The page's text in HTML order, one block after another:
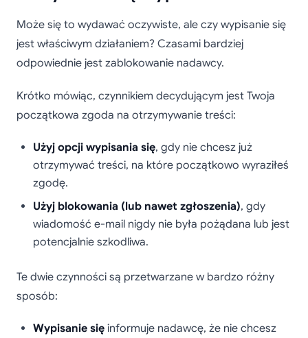
Może się to wydawać oczywiste, ale czy wypisanie się
jest właściwym działaniem? Czasami bardziej
odpowiednie jest zablokowanie nadawcy.
Krótko mówiąc, czynnikiem decydującym jest Twoja
początkowa zgoda na otrzymywanie treści:
Użyj opcji wypisania się, gdy nie chcesz już
otrzymywać treści, na które początkowo wyraziłeś
zgodę.
Użyj blokowania (lub nawet zgłoszenia), gdy
wiadomość e-mail nigdy nie była pożądana lub jest
potencjalnie szkodliwa.
Te dwie czynności są przetwarzane w bardzo różny
sposób:
Wypisanie się informuje nadawcę, że nie chcesz